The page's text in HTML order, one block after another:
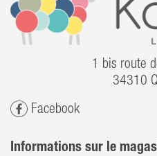
1 bis route
34310
Facebook
Informations sur le